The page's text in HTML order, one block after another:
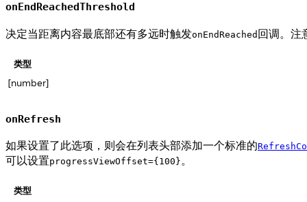
onEndReachedThreshold
决定当距离内容最底部还有多远时触发onEndReached 回调。注
类型
[number]
onRefresh
如果设置了此选项，则会在列表头部添加一个标准的
可以设置progressViewOffset={100}。
类型